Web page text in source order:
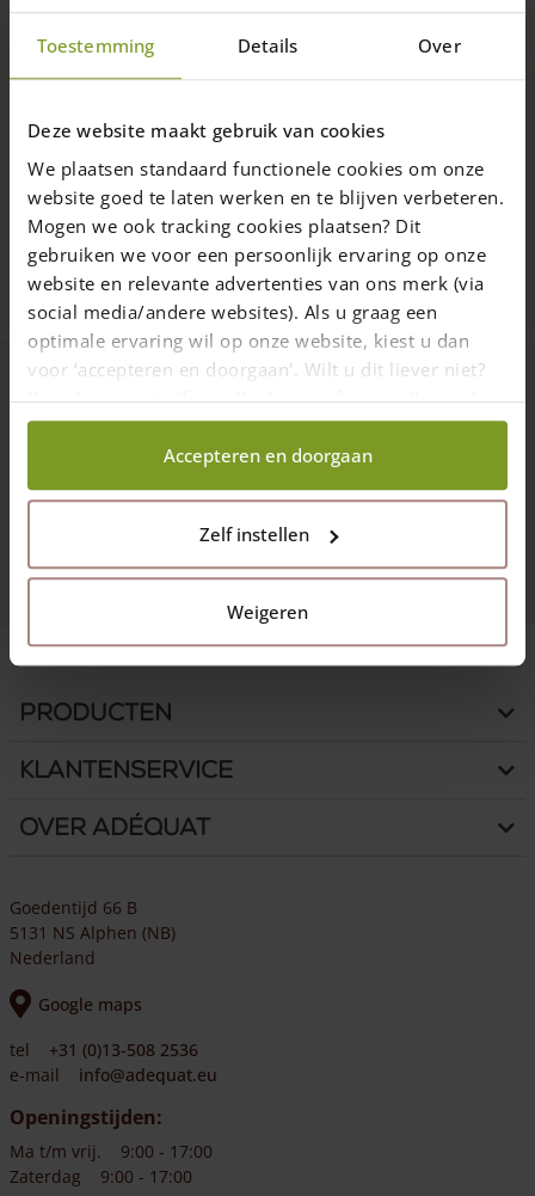
Toestemming Details Over
Deze website maakt gebruik van cookies
We plaatsen standaard functionele cookies om onze
website goed te laten werken en te blijven verbeteren.
Mogen we ook tracking cookies plaatsen? Dit
gebruiken we voor een persoonlijk ervaring op onze
website en relevante advertenties van ons merk (via
social media/andere websites). Als u graag een
optimale ervaring wil op onze website, kiest u dan
voor ‘accepteren en doorgaan'. Wilt u dit liever niet?
Kies dan voor ‘zelf instellen’ en geef aan welke cookies
wij wel mogen verzamelen.
Accepteren en doorgaan
Zelf instellen
Weigeren
Topkwaliteit hout
Vakmanschap & maatwerk
Met zorg geleverd
9.7 4432 reviews
Volg ons op
Producten
Klantenservice
Over Adéquat
Goedentijd 66 B
5131 NS Alphen (NB)
Nederland
Google maps
tel
+31 (0)13-508 2536
e-mail
info@adequat.eu
Openingstijden:
Ma t/m vrij.
9:00 - 17:00
Zaterdag
9:00 - 17:00